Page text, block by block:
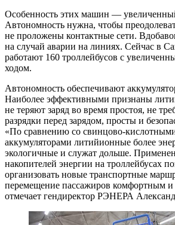
Особенность этих машин —
Автономность нужна, чтобы
не проложены контактные сети.
на случай аварии на линиях. Сейчас в
работают 160 троллейбусов с
ходом.
Автономность обеспечивают
Наиболее эффективными признаны
не теряют заряд во время простоя, не
разрядки перед зарядом, просты и
«По сравнению со свинцово-­
аккумуляторами литийионные более
экологичные и служат дольше.
накопителей энергии на троллейбусах
организовать новые транспортные
перемещение пассажиров комфортным
отмечает гендиректор РЭНЕРА